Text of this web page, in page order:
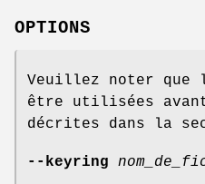
OPTIONS
Veuillez noter que
être utilisées avant
décrites dans la
--keyring